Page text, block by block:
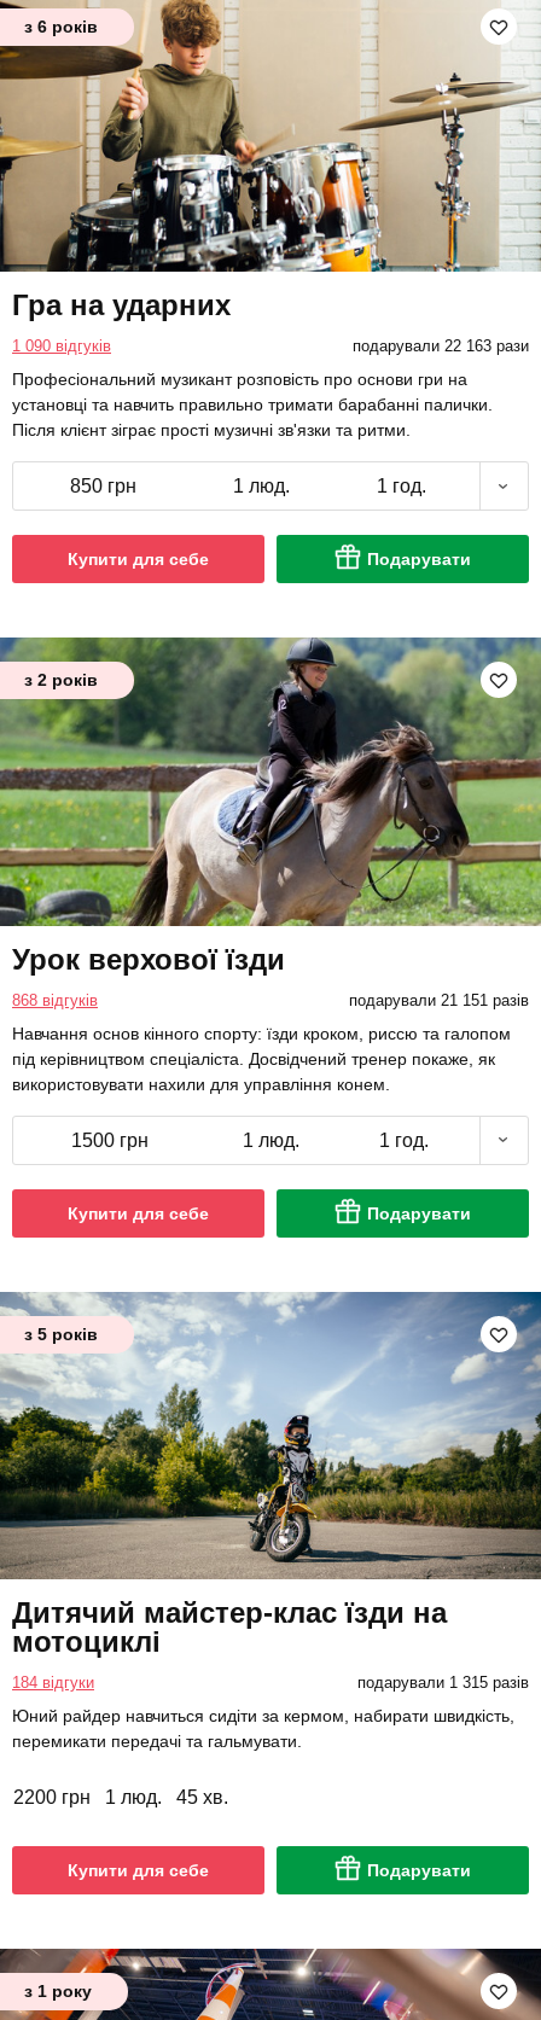
з 6 років
Гра на ударних
1 090 відгуків подарували 22 163 рази
Професіональний музикант розповість про основи гри на
установці та навчить правильно тримати барабанні палички.
Після клієнт зіграє прості музичні зв'язки та ритми.
850 грн 1 люд. 1 год.
Купити для себе Подарувати
з 2 років
Урок верхової їзди
868 відгуків подарували 21 151 разів
Навчання основ кінного спорту: їзди кроком, риссю та галопом
під керівництвом спеціаліста. Досвідчений тренер покаже, як
використовувати нахили для управління конем.
1500 грн 1 люд. 1 год.
Купити для себе Подарувати
з 5 років
Дитячий майстер-клас їзди на
мотоциклі
184 відгуки подарували 1 315 разів
Юний райдер навчиться сидіти за кермом, набирати швидкість,
перемикати передачі та гальмувати.
2200 грн 1 люд. 45 хв.
Купити для себе Подарувати
з 1 року